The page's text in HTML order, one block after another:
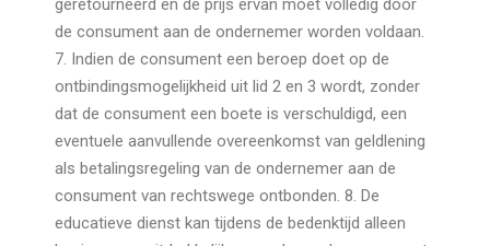
geretourneerd en de prijs ervan moet volledig door
de consument aan de ondernemer worden voldaan.
7. Indien de consument een beroep doet op de
ontbindingsmogelijkheid uit lid 2 en 3 wordt, zonder
dat de consument een boete is verschuldigd, een
eventuele aanvullende overeenkomst van geldlening
als betalingsregeling van de ondernemer aan de
consument van rechtswege ontbonden. 8. De
educatieve dienst kan tijdens de bedenktijd alleen